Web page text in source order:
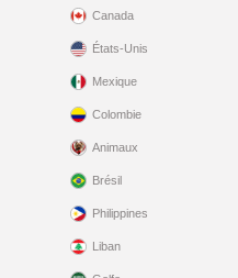
Canada
États-Unis
Mexique
Colombie
Animaux
Brésil
Philippines
Liban